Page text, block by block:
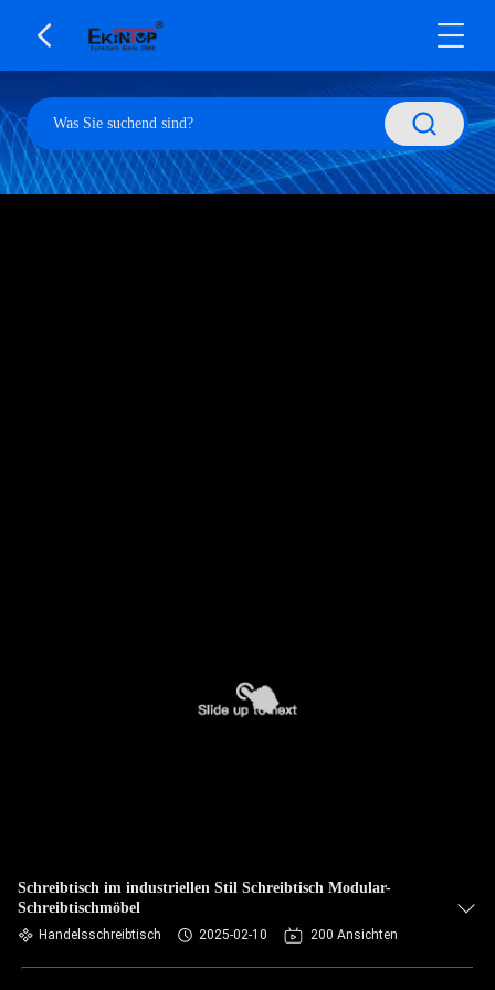
Schreibtisch im industriellen Stil Schreibtisch Modular-
Schreibtischmöbel
Handelsschreibtisch 2025-02-10 200 Ansichten